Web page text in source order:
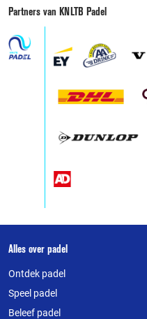
Partners van KNLTB Padel
Over
deze
website
Alles over padel
Ontdek padel
Speel padel
Beleef padel